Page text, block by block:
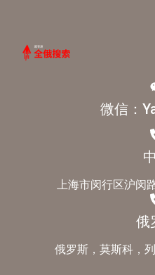
微信：
上海市闵行区沪闵
俄
俄罗斯，莫斯科，